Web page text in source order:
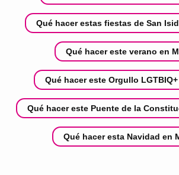
Qué hacer estas fiestas de San
Qué hacer este verano en
Qué hacer este Orgullo
Qué hacer este Puente de la
Qué hacer esta Navidad en